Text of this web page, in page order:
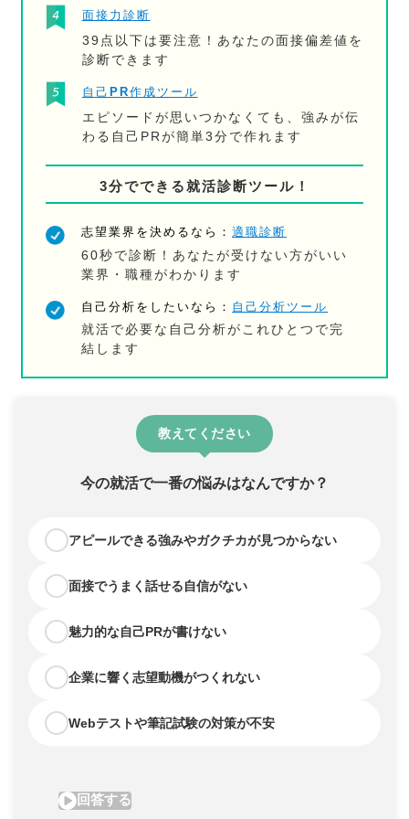
面接力診断
39点以下は要注意！あなたの面接偏差値を
診断できます
自己PR作成ツール
エピソードが思いつかなくても、強みが伝
わる自己PRが簡単3分で作れます
3分でできる就活診断ツール！
志望業界を決めるなら：適職診断
60秒で診断！あなたが受けない方がいい
業界・職種がわかります
自己分析をしたいなら： 自己分析ツール
就活で必要な自己分析がこれひとつで完
結します